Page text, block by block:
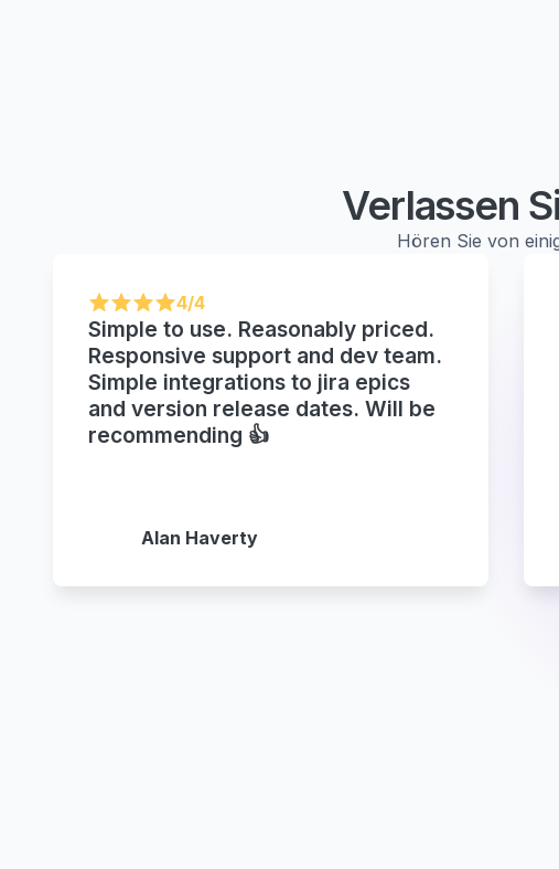
Verlassen
Hören Sie von
4/4
Simple to use. Reasonably priced.
Responsive support and dev team.
Simple integrations to jira epics
and version release dates. Will be
recommending 👍
Alan Haverty